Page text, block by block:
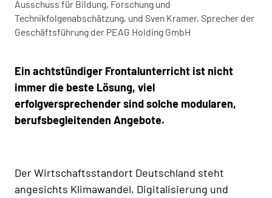
Ausschuss für Bildung, Forschung und
Technikfolgenabschätzung, und Sven Kramer, Sprecher der
Geschäftsführung der PEAG Holding GmbH
Ein achtstündiger Frontalunterricht ist nicht
immer die beste Lösung, viel
erfolgversprechender sind solche modularen,
berufsbegleitenden Angebote.
Der Wirtschaftsstandort Deutschland steht
angesichts Klimawandel, Digitalisierung und